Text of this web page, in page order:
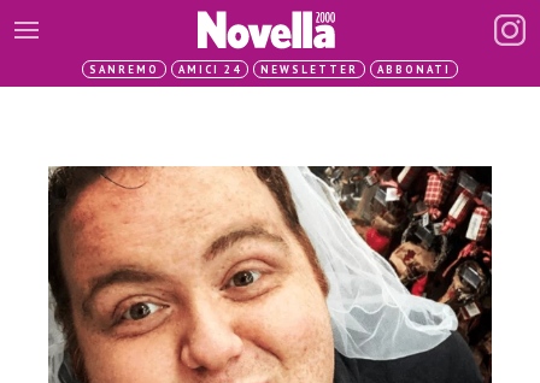
SANREMO AMICI 24 NEWSLETTER ABBONATI